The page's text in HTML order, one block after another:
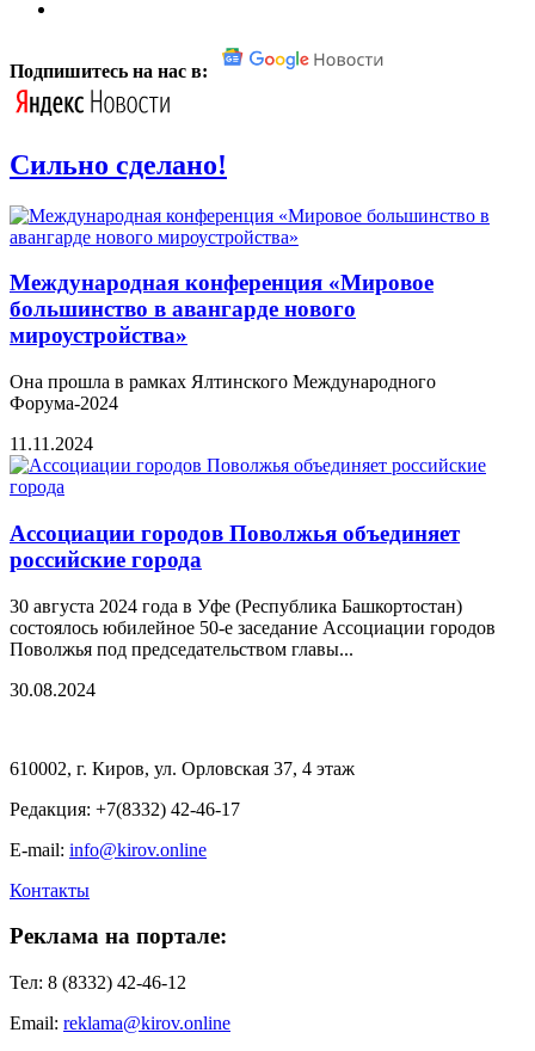
Подпишитесь на нас в:
Сильно сделано!
Международная конференция «Мировое
большинство в авангарде нового
мироустройства»
Она прошла в рамках Ялтинского Международного
Форума-2024
11.11.2024
Ассоциации городов Поволжья объединяет
российские города
30 августа 2024 года в Уфе (Республика Башкортостан)
состоялось юбилейное 50-е заседание Ассоциации городов
Поволжья под председательством главы...
30.08.2024
610002, г. Киров, ул. Орловская 37, 4 этаж
Редакция: +7(8332) 42-46-17
E-mail: info@kirov.online
Контакты
Реклама на портале:
Тел: 8 (8332) 42-46-12
Email: reklama@kirov.online